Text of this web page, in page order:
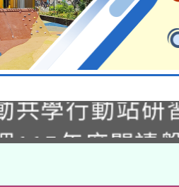
學年度第2次
果公告(無人
共學行動站研
115年度閱讀